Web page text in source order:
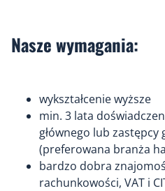
Nasze wymagania:
wykształcenie wyższe
min. 3 lata
głównego lub zastępcy
(preferowana branża
bardzo dobra
rachunkowości, VAT i